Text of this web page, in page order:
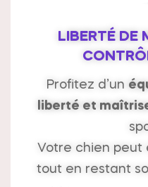
LIBERTÉ DE
Profitez d’un
liberté et
Votre chien peut
tout en restant